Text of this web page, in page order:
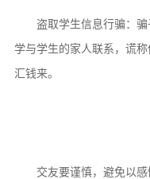
盗取学生信息行骗：骗
学与学生的家人联系，谎
汇钱来。
交友要谨慎，避免以感